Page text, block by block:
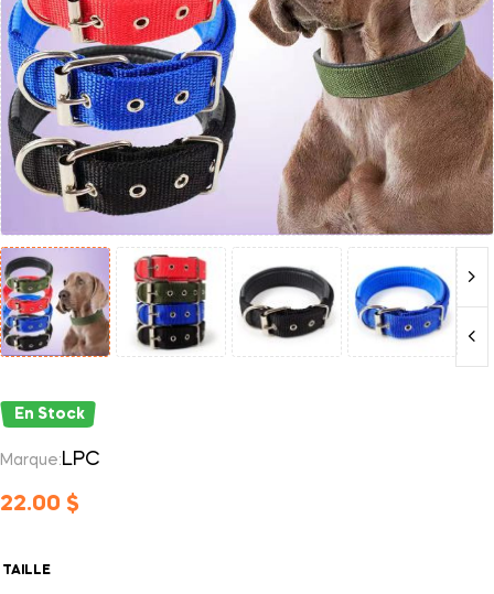
En Stock
Marque: LPC
22.00 $
TAILLE